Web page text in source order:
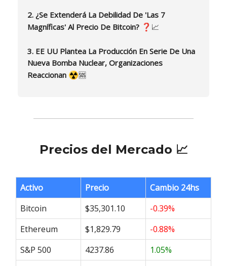
2. ¿Se Extenderá La Debilidad De 'Las 7
Magníficas' Al Precio De Bitcoin? ❓ 📈
3. EE UU Plantea La Producción En Serie De Una
Nueva Bomba Nuclear, Organizaciones
Reaccionan ☢️🆘
Precios del Mercado 📈
Activo Precio
Cambio 24hs
Bitcoin
$35,301.10
-0.39%
Ethereum
$1,829.79
-0.88%
S&P 500
4237.86
1.05%